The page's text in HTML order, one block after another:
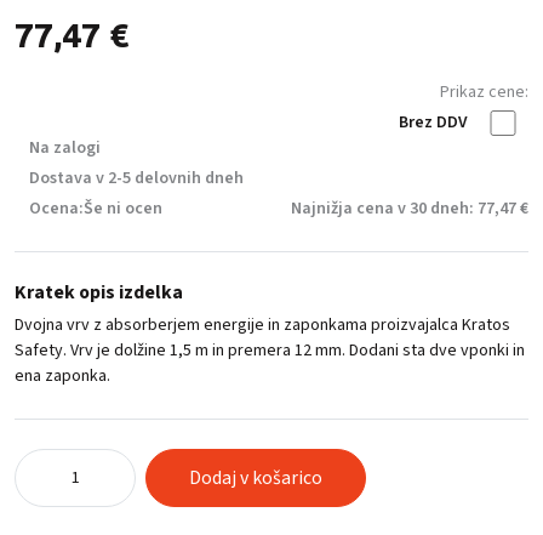
77,47 €
Prikaz cene:
Brez DDV
Na zalogi
Dostava v 2-5 delovnih dneh
Ocena:Še ni ocen Najnižja cena v 30 dneh: 77,47 €
Kratek opis izdelka
Dvojna vrv z absorberjem energije in zaponkama proizvajalca Kratos
Safety. Vrv je dolžine 1,5 m in premera 12 mm. Dodani sta dve vponki in
ena zaponka.
Dvojna
vrv
Dodaj v košarico